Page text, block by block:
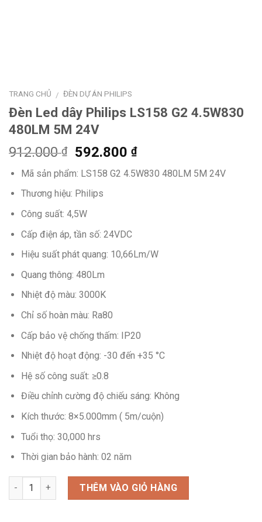
TRANG CHỦ / ĐÈN DỰ ÁN PHILIPS
Đèn Led dây Philips LS158 G2 4.5W830
480LM 5M 24V
912.000₫
Giá
gốc
là:
912.000 ₫.
592.800₫Giá
hiện
tại
Mã sản phẩm: LS158 G2 4.5W830 480LM 5M 24V
Thương hiệu: Philips
Công suất: 4,5W
Cấp điện áp, tần số: 24VDC
Hiệu suất phát quang: 10,66Lm/W
Quang thông: 480Lm
Nhiệt độ màu: 3000K
Chỉ số hoàn màu: Ra80
Cấp bảo vệ chống thấm: IP20
Nhiệt độ hoạt động: -30 đến +35 °C
Hệ số công suất: ≥0.8
Điều chỉnh cường độ chiếu sáng: Không
Kích thước: 8×5.000mm ( 5m/cuộn)
Tuổi thọ: 30,000 hrs
Thời gian bảo hành: 02 năm
Số lượng THÊM VÀO GIỎ HÀNG